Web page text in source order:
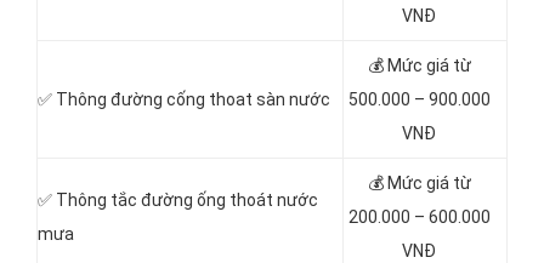
VNĐ
✅ Thông đường cống thoat sàn nước
💰 Mức giá từ
500.000 – 900.000
VNĐ
✅ Thông tắc đường ống thoát nước
mưa
💰 Mức giá từ
200.000 – 600.000
VNĐ